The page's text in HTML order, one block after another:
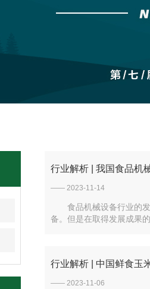
行业解析 | 我国食品机
—— 2023-11-14
食品机械设备行业的
备。但是在取得发展成果
行业解析 | 中国鲜食玉
—— 2023-11-06